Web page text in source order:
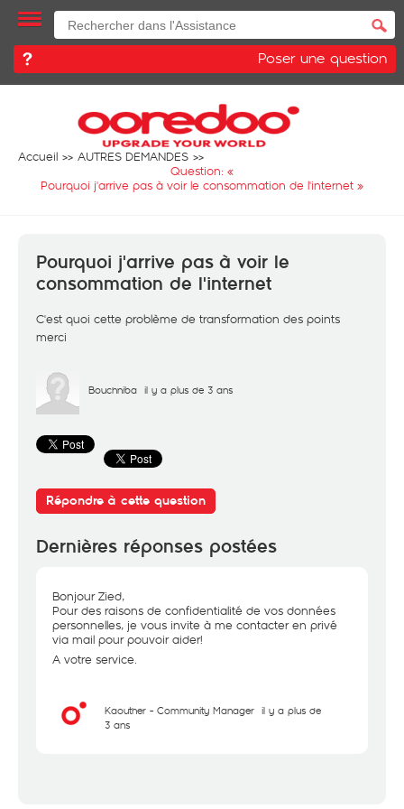
Poser une question
Accueil
AUTRES DEMANDES
Question: «
Pourquoi j'arrive pas à voir le consommation de l'internet »
Pourquoi j'arrive pas à voir le
consommation de l'internet
C'est quoi cette problème de transformation des points
merci
Bouchniba il y a plus de 3 ans
Répondre à cette question
Dernières réponses postées
Bonjour Zied,
Pour des raisons de confidentialité de vos données
personnelles, je vous invite à me contacter en privé
via mail pour pouvoir aider!
A votre service.
Kaouther - Community Manager il y a plus de
3 ans